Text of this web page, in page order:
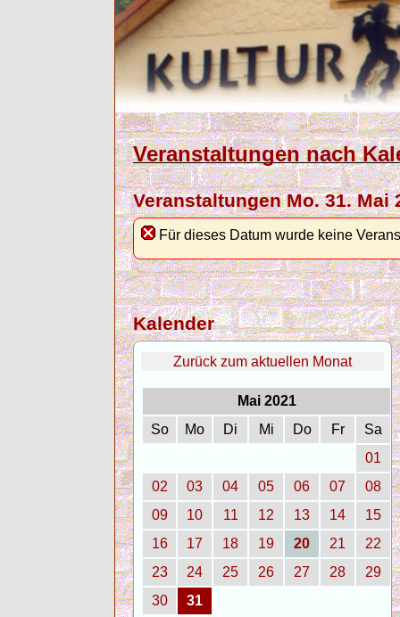
Veranstaltungen nach
Veranstaltungen Mo. 31. Mai
Für dieses Datum wurde keine
Kalender
Zurück zum aktuellen Monat
Mai 2021
So
Mo Di Mi Do Fr
Sa
01
02
03 04 05 06 07
08
09
10 11 12 13 14
15
16
17 18 19 20 21
22
23
24 25 26 27 28
29
30
31